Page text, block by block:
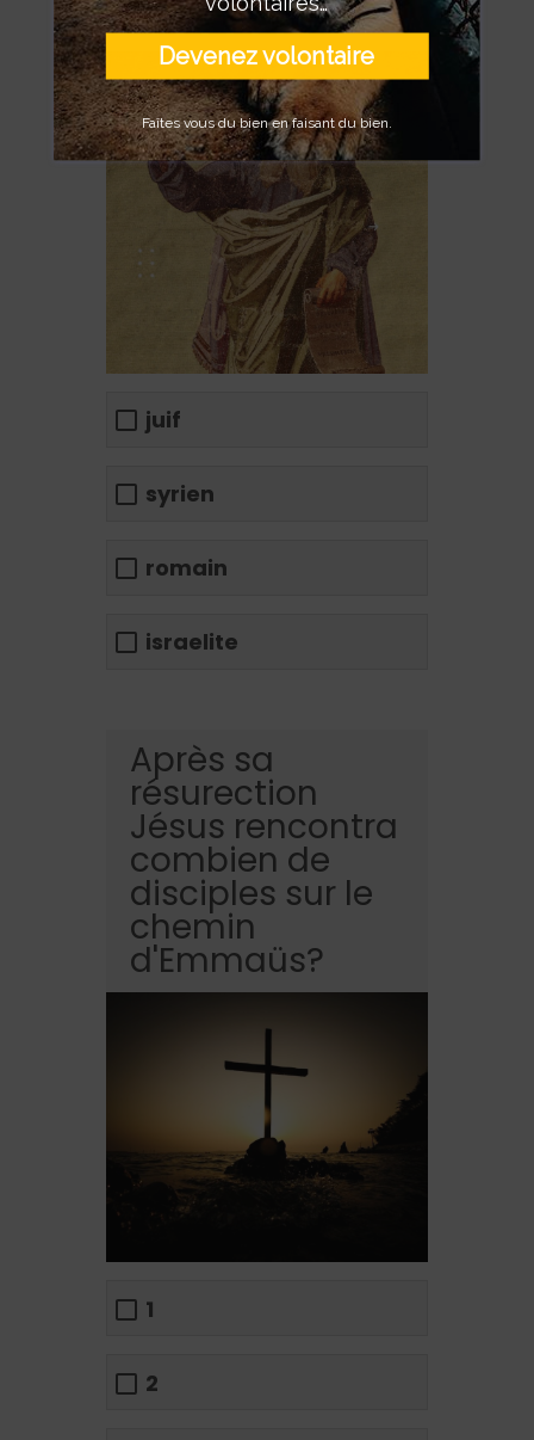
________
juif
syrien
romain
israelite
Après sa
résurection
Jésus rencontra
combien de
disciples sur le
chemin
d'Emmaüs?
1
2
Devenez volontaire
Faîtes vous du bien en faisant du bien.